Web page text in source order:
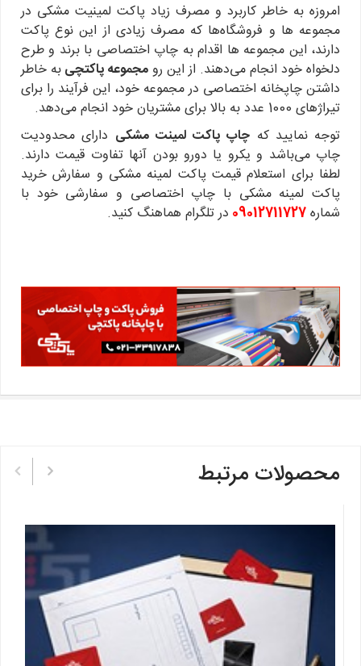
امروزه به خاطر کاربرد و مصرف زیاد پاکت لمینیت مشکی در
مجموعه ها و فروشگاه‌ها که مصرف زیادی از این نوع پاکت
دارند، این مجموعه ها اقدام به چاپ اختصاصی با برند و طرح
دلخواه خود انجام می‌دهند. از این رومجموعه پاکتچیبه خاطر
داشتن چاپخانه اختصاصی در مجموعه خود، این فرآیند را برای
تیراژهای 1000 عدد به بالا برای مشتریان خود انجام می‌دهد.
توجه نمایید که چاپ پاکت لمینت مشکی دارای محدودیت
چاپ می‌باشد و یکرو یا دورو بودن آنها تفاوت قیمت دارند.
لطفا برای استعلام قیمت پاکت لمینه مشکی و سفارش خرید
پاکت لمینه مشکی با چاپ اختصاصی و سفارشی خود با
شماره09012711727 در تلگرام هماهنگ کنید.
محصولات مرتبط